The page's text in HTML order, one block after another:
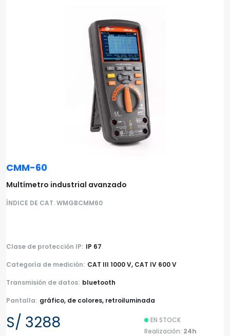
CMM-60
Multímetro industrial avanzado
ÍNDICE DE CAT. WMGBCMM60
Clase de protección IP: IP 67
Categoría de medición: CAT III 1000 V, CAT IV 600 V
Transmisión de datos: bluetooth
Pantalla: gráfico, de colores, retroiluminada
S/ 3288
EN STOCK
Realización: 24h